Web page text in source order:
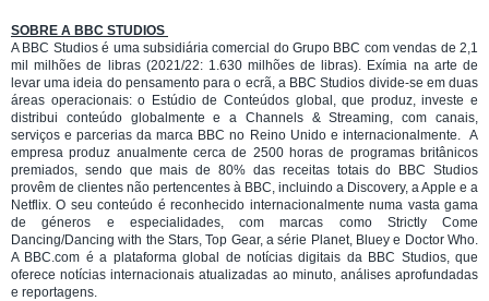
SOBRE A BBC STUDIOS
A BBC Studios é uma subsidiária comercial do Grupo BBC com vendas de 2,1
mil milhões de libras (2021/22: 1.630 milhões de libras). Exímia na arte de
levar uma ideia do pensamento para o ecrã, a BBC Studios divide-se em duas
áreas operacionais: o Estúdio de Conteúdos global, que produz, investe e
distribui conteúdo globalmente e a Channels & Streaming, com canais,
serviços e parcerias da marca BBC no Reino Unido e internacionalmente. A
empresa produz anualmente cerca de 2500 horas de programas britânicos
premiados, sendo que mais de 80% das receitas totais do BBC Studios
provêm de clientes não pertencentes à BBC, incluindo a Discovery, a Apple e a
Netflix. O seu conteúdo é reconhecido internacionalmente numa vasta gama
de géneros e especialidades, com marcas como Strictly Come
Dancing/Dancing with the Stars, Top Gear, a série Planet, Bluey e Doctor Who.
A BBC.com é a plataforma global de notícias digitais da BBC Studios, que
oferece notícias internacionais atualizadas ao minuto, análises aprofundadas
e reportagens.